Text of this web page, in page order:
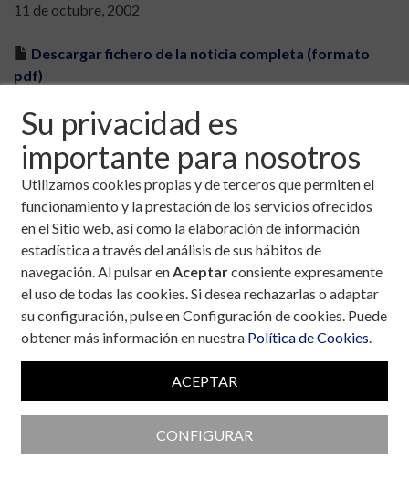
Su privacidad es
importante para nosotros
Utilizamos cookies propias y de terceros que permiten el
funcionamiento y la prestación de los servicios ofrecidos
en el Sitio web, así como la elaboración de información
estadística a través del análisis de sus hábitos de
navegación. Al pulsar enAceptarconsiente expresamente
el uso de todas las cookies. Si desea rechazarlas o adaptar
su configuración, pulse en Configuración de cookies. Puede
obtener más información en nuestra Política de Cookies.
ACEPTAR
CONFIGURAR
11 de octubre, 2002
Descargar fichero de la noticia completa (formato
pdf)
Colaboran con la Fundación